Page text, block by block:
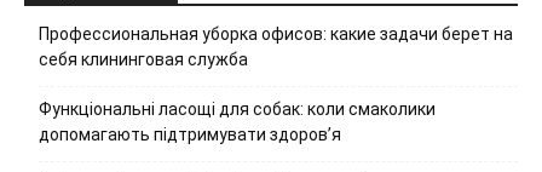
Профессиональная уборка офисов: какие задачи берет на
себя клининговая служба
Функціональні ласощі для собак: коли смаколики
допомагають підтримувати здоров’я